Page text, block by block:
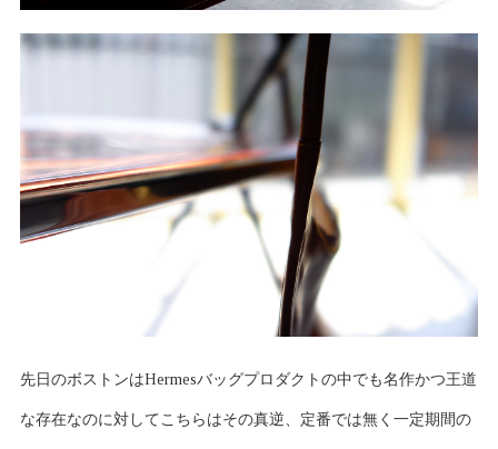
先日のボストンはHermesバッグプロダクトの中でも名作かつ王道
な存在なのに対してこちらはその真逆、定番では無く一定期間の